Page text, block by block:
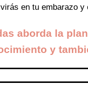
en tu embarazo y
aborda la
y